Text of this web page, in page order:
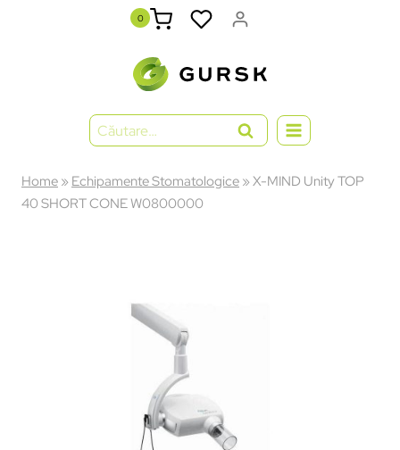
0
Home»Echipamente Stomatologice»X-MIND Unity TOP
40 SHORT CONE W0800000